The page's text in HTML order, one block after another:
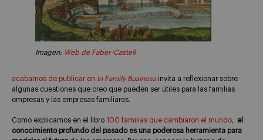
Imagen: Web de Faber-Castell
acabamos de publicar en In Family Business invita a reflexionar sobre
algunas cuestiones que creo que pueden ser útiles para las familias
empresas y las empresas familiares.
Como explicamos en el libro 100 familias que cambiaron el mundo, el
conocimiento profundo del pasado es una poderosa herramienta para